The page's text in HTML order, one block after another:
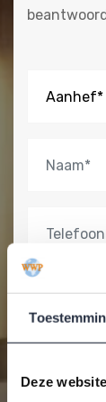
Deze
Aanhef*